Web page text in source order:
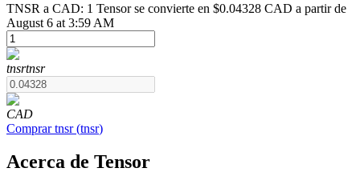
Futuros del USDT
TNSR a CAD: 1 Tensor se convierte en $0.04328 CAD a partir de
August 6 at 3:59 AM
tnsrtnsr
CAD
Comprar tnsr(tnsr)
Acerca de Tensor